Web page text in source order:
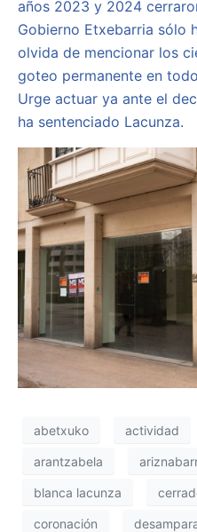
años 2023 y 2024
Gobierno Etxebarria sólo
olvida de mencionar los
goteo permanente en
Urge actuar ya ante el
ha sentenciado Lacunza.
abetxuko actividad
arantzabela
blanca lacunza
coronación